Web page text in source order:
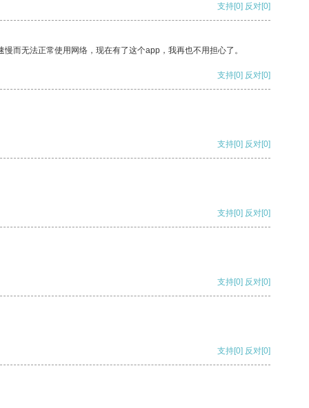
支持[0] 反对[0]
而无法正常使用网络，现在有了这个app，我再也不用担心了。
支持[0] 反对[0]
支持[0] 反对[0]
支持[0] 反对[0]
支持[0] 反对[0]
支持[0] 反对[0]